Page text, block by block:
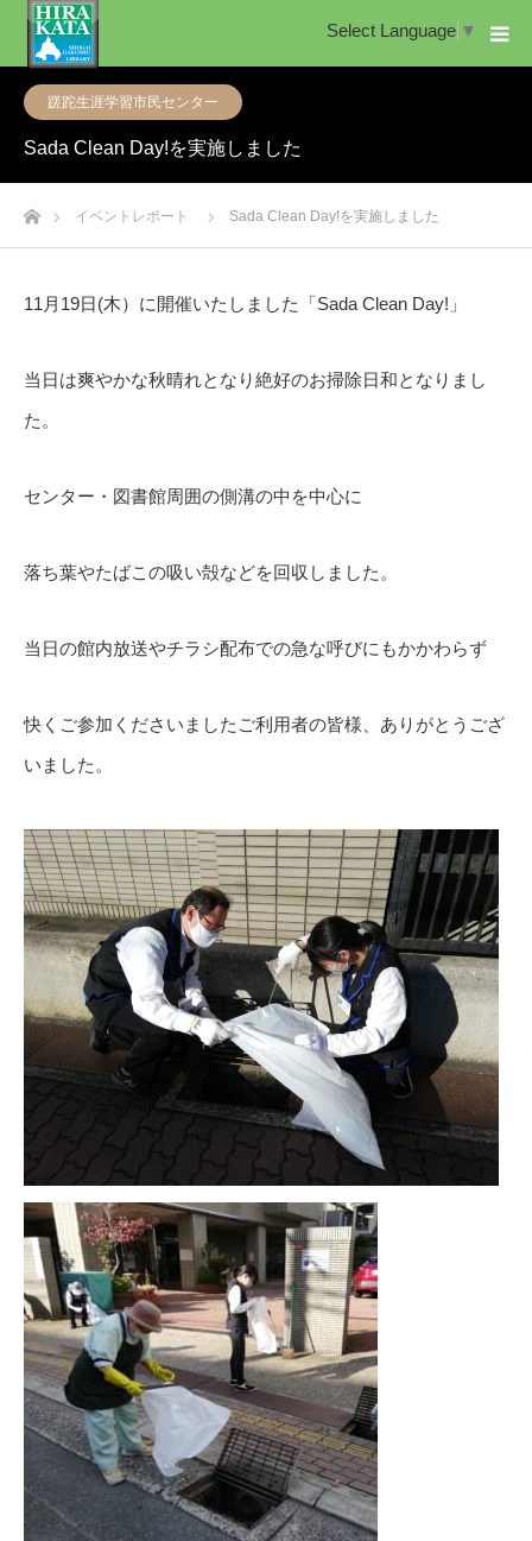
Select Language ▼
蹉跎生涯学習市民センター
Sada Clean Day!を実施しました
ホームイベントレポート Sada Clean Day!を実施しました
11月19日(木）に開催いたしました「Sada Clean Day!」
当日は爽やかな秋晴れとなり絶好のお掃除日和となりまし
た。
センター・図書館周囲の側溝の中を中心に
落ち葉やたばこの吸い殻などを回収しました。
当日の館内放送やチラシ配布での急な呼びにもかかわらず
快くご参加くださいましたご利用者の皆様、ありがとうござ
いました。